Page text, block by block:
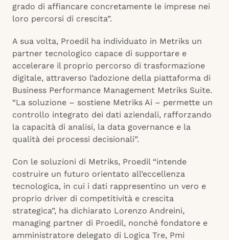
grado di affiancare concretamente le imprese nei
loro percorsi di crescita”.
A sua volta, Proedil ha individuato in Metriks un
partner tecnologico capace di supportare e
accelerare il proprio percorso di trasformazione
digitale, attraverso l’adozione della piattaforma di
Business Performance Management Metriks Suite.
“La soluzione – sostiene Metriks Ai – permette un
controllo integrato dei dati aziendali, rafforzando
la capacità di analisi, la data governance e la
qualità dei processi decisionali”.
Con le soluzioni di Metriks, Proedil “intende
costruire un futuro orientato all’eccellenza
tecnologica, in cui i dati rappresentino un vero e
proprio driver di competitività e crescita
strategica”, ha dichiarato Lorenzo Andreini,
managing partner di Proedil, nonché fondatore e
amministratore delegato di Logica Tre, Pmi